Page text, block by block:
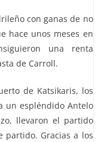
con ganas de no
hace unos meses en
una renta
de Carroll.
de Katsikaris, los
un espléndido Antelo
llevaron el partido
partido. Gracias a los